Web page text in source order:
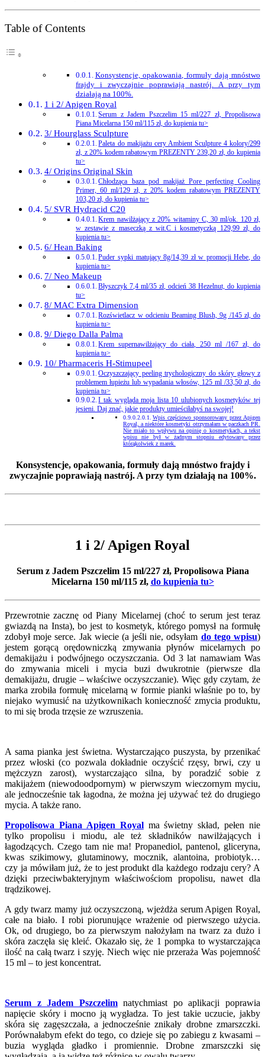
Table of Contents
Konsystencje, opakowania, formuły dają mnóstwo
frajdy i zwyczajnie poprawiają nastrój. A przy tym
działają na 100%.
1 i 2/ Apigen Royal
Serum z Jadem Pszczelim 15 ml/227 zł, Propolisowa
Piana Micelarna 150 ml/115 zł, do kupienia tu>
3/ Hourglass Sculpture
Paleta do makijażu cery Ambient Sculpture 4 kolory/299
zł, z 20% kodem rabatowym PREZENTY 239,20 zł, do kupienia
tu>
4/ Origins Original Skin
Chłodząca baza pod makijaż Pore perfecting Cooling
Primer, 60 ml/129 zł, z 20% kodem rabatowym PREZENTY
103,20 zł, do kupienia tu>
5/ SVR Hydracid C20
Krem nawilżający z 20% witaminy C, 30 ml/ok. 120 zł,
w zestawie z maseczką z wit.C i kosmetyczką 129,99 zł, do
kupienia tu>
6/ Hean Baking
Puder sypki matujący 8g/14,39 zł w promocji Hebe, do
kupienia tu>
7/ Neo Makeup
Błyszczyk 7,4 ml/35 zł, odcień 38 Hezelnut, do kupienia
tu>
8/ MAC Extra Dimension
Rozświetlacz w odcieniu Beaming Blush, 9g /145 zł, do
kupienia tu>
9/ Diego Dalla Palma
Krem supernawilżający do ciała, 250 ml /167 zł, do
kupienia tu>
10/ Pharmaceris H-Stimupeel
Oczyszczający peeling trychologiczny do skóry głowy z
problemem łupieżu lub wypadania włosów, 125 ml /33,50 zł, do
kupienia tu>
I tak wygląda moja lista 10 ulubionych kosmetyków tej
jesieni. Daj znać, jakie produkty umieściłabyś na swojej!
Wpis częściowo sponsorowany przez Apigen
Royal, a niektóre kosmetyki otrzymałam w paczkach PR.
Nie miało to wpływu na opinię o kosmetykach, a tekst
wpisu nie był w żadnym stopniu edytowany przez
którąkolwiek z marek.
Konsystencje, opakowania, formuły dają mnóstwo frajdy i
zwyczajnie poprawiają nastrój. A przy tym działają na 100%.
1 i 2/ Apigen Royal
Serum z Jadem Pszczelim 15 ml/227 zł, Propolisowa Piana
Micelarna 150 ml/115 zł, do kupienia tu>
Przewrotnie zacznę od Piany Micelarnej (choć to serum jest teraz
gwiazdą na Insta), bo jest to kosmetyk, którego pomysł na formułę
zdobył moje serce. Jak wiecie (a jeśli nie, odsyłam do tego wpisu)
jestem gorącą orędowniczką zmywania płynów micelarnych po
demakijażu i podwójnego oczyszczania. Od 3 lat namawiam Was
do zmywania miceli i mycia buzi dwukrotnie (pierwsze dla
demakijażu, drugie – właściwe oczyszczanie). Więc gdy czytam, że
marka zrobiła formułę micelarną w formie pianki właśnie po to, by
niejako wymusić na użytkownikach konieczność zmycia produktu,
to mi się broda trzęsie ze wzruszenia.
A sama pianka jest świetna. Wystarczająco puszysta, by przenikać
przez włoski (co pozwala dokładnie oczyścić rzęsy, brwi, czy u
mężczyzn zarost), wystarczająco silna, by poradzić sobie z
makijażem (niewodoodpornym) w pierwszym wieczornym myciu,
ale jednocześnie tak łagodna, że można jej używać też do drugiego
mycia. A także rano.
Propolisowa Piana Apigen Royalma świetny skład, pełen nie
tylko propolisu i miodu, ale też składników nawilżających i
łagodzących. Czego tam nie ma! Propanediol, pantenol, gliceryna,
kwas szikimowy, glutaminowy, mocznik, alantoina, probiotyk…
czy ja mówiłam już, że to jest produkt dla każdego rodzaju cery? A
dzięki przeciwbakteryjnym właściwościom propolisu, nawet dla
trądzikowej.
A gdy twarz mamy już oczyszczoną, wjeżdża serum Apigen Royal,
całe na biało. I robi piorunujące wrażenie od pierwszego użycia.
Ok, od drugiego, bo za pierwszym nałożyłam na twarz za dużo i
skóra zaczęła się kleić. Okazało się, że 1 pompka to wystarczająca
ilość na całą twarz i szyję. Niech więc nie przeraża Was pojemność
15 ml – to jest koncentrat.
Serum z Jadem Pszczelimnatychmiast po aplikacji poprawia
napięcie skóry i mocno ją wygładza. To jest takie uczucie, jakby
skóra się zagęszczała, a jednocześnie znikały drobne zmarszczki.
Porównałabym efekt do tego, co dzieje się po zabiegu z kwasami –
buzia wygląda gładko i promiennie. Drobne zmarszczki się